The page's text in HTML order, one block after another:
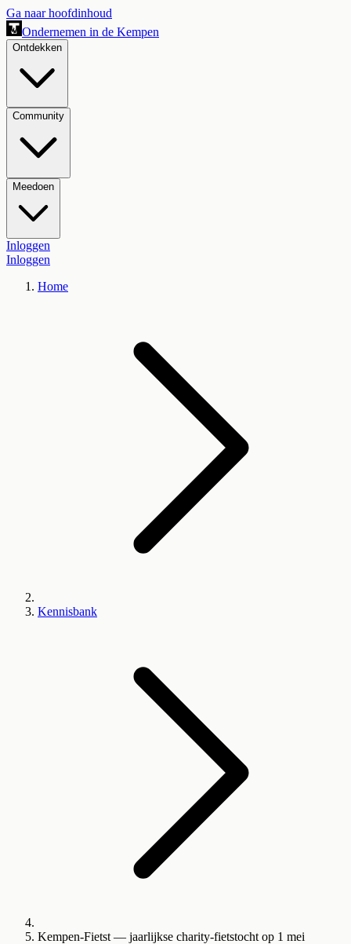
Ga naar hoofdinhoud
Ondernemen in de Kempen
Ontdekken
Community
Meedoen
Inloggen
Inloggen
Home
Kennisbank
Kempen-Fietst — jaarlijkse charity-fietstocht op 1 mei